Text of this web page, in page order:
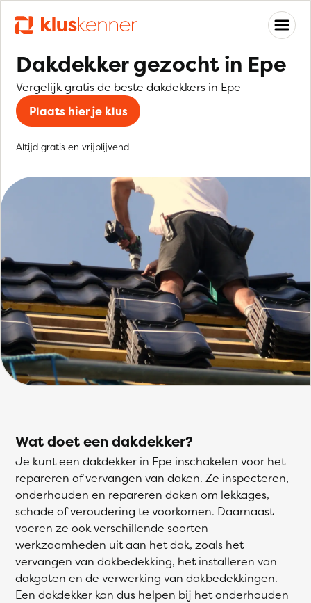
Dakdekker gezocht in Epe
Vergelijk gratis de beste dakdekkers in Epe
Plaats hier je klus
Altijd gratis en vrijblijvend
Wat doet een dakdekker?
Je kunt een dakdekker in Epe inschakelen voor het
repareren of vervangen van daken. Ze inspecteren,
onderhouden en repareren daken om lekkages,
schade of veroudering te voorkomen. Daarnaast
voeren ze ook verschillende soorten
werkzaamheden uit aan het dak, zoals het
vervangen van dakbedekking, het installeren van
dakgoten en de verwerking van dakbedekkingen.
Een dakdekker kan dus helpen bij het onderhouden